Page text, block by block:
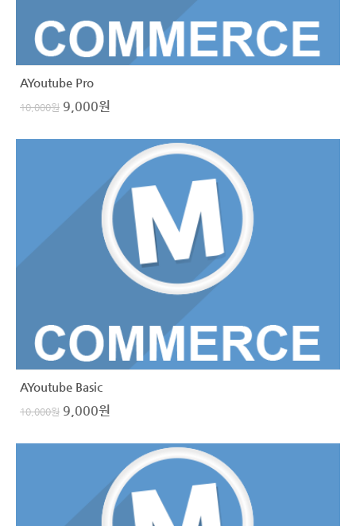
AYoutube Pro
10,000원 9,000원
AYoutube Basic
10,000원 9,000원